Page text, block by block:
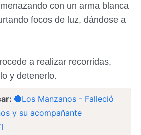
con un arma blanca
focos de luz, dándose a
a realizar recorridas,
y detenerlo.
🔴Los Manzanos - Falleció
y su acompañante